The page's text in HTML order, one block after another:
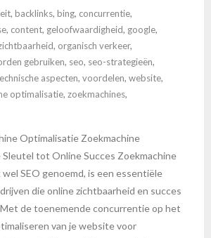
, backlinks, bing, concurrentie,
, content, geloofwaardigheid, google,
, organisch verkeer,
gebruiken, seo, seo-strategieën,
aspecten, voordelen, website,
optimalisatie, zoekmachines,
Optimalisatie Zoekmachine
tot Online Succes Zoekmachine
SEO genoemd, is een essentiële
die online zichtbaarheid en succes
de toenemende concurrentie op het
van je website voor